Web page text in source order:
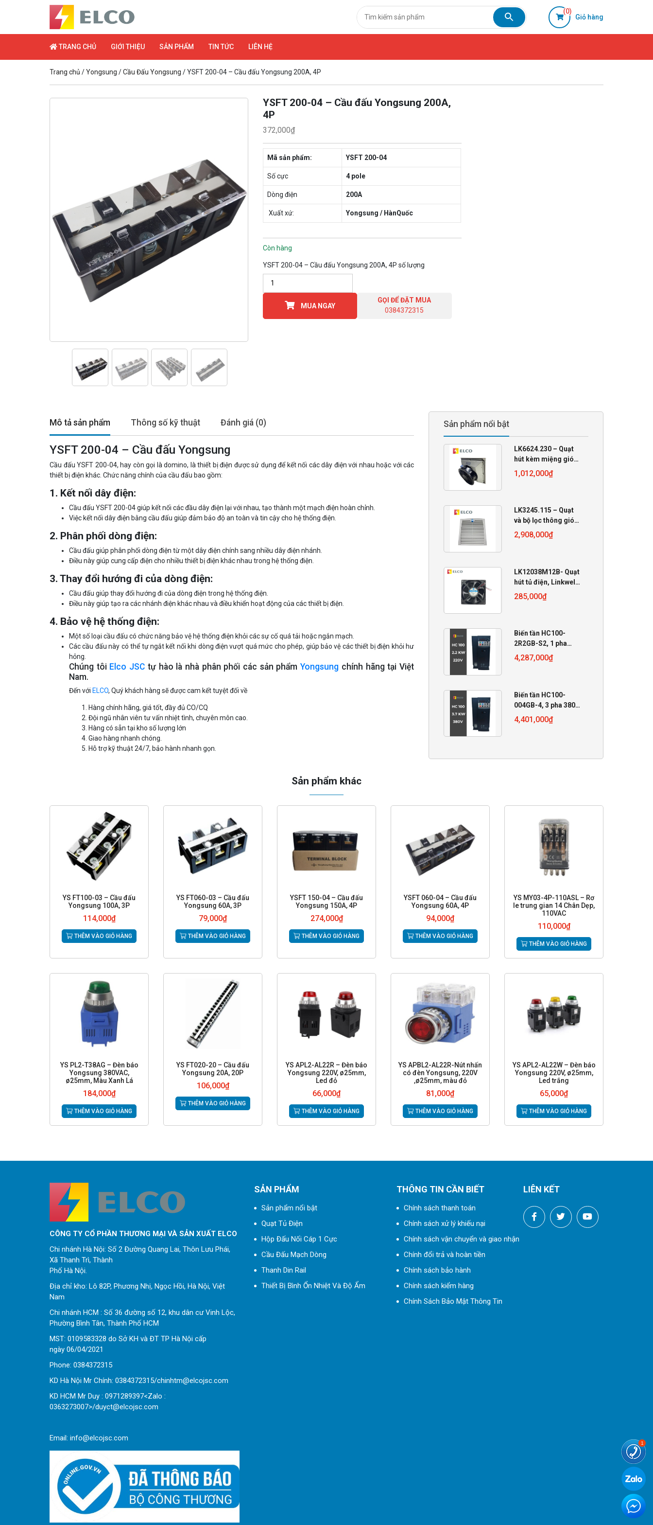
Giỏ hàng
(0)
TRANG CHỦ GIỚI THIỆU SẢN PHẨM TIN TỨC LIÊN HỆ
Trang chủ /Yongsung /Cầu Đấu Yongsung / YSFT 200-04 – Cầu đấu Yongsung 200A, 4P
YSFT 200-04 – Cầu đấu Yongsung 200A,
4P
372,000₫
Mã sản phẩm: YSFT 200-04
Số cực 4 pole
Dòng điện 200A
Xuất xứ: Yongsung / HànQuốc
Còn hàng
YSFT 200-04 – Cầu đấu Yongsung 200A, 4P số lượng
MUA NGAY
GỌI ĐỂ ĐẶT MUA
0384372315
Mô tả sản phẩm Thông số kỹ thuật Đánh giá (0)
YSFT 200-04 – Cầu đấu Yongsung
Cầu đấu YSFT 200-04, hay còn gọi là domino, là thiết bị điện được sử dụng để kết nối các dây điện với nhau hoặc với các
thiết bị điện khác. Chức năng chính của cầu đấu bao gồm:
1. Kết nối dây điện:
Cầu đấu YSFT 200-04 giúp kết nối các đầu dây điện lại với nhau, tạo thành một mạch điện hoàn chỉnh.
Việc kết nối dây điện bằng cầu đấu giúp đảm bảo độ an toàn và tin cậy cho hệ thống điện.
2. Phân phối dòng điện:
Cầu đấu giúp phân phối dòng điện từ một dây điện chính sang nhiều dây điện nhánh.
Điều này giúp cung cấp điện cho nhiều thiết bị điện khác nhau trong hệ thống điện.
3. Thay đổi hướng đi của dòng điện:
Cầu đấu giúp thay đổi hướng đi của dòng điện trong hệ thống điện.
Điều này giúp tạo ra các nhánh điện khác nhau và điều khiển hoạt động của các thiết bị điện.
4. Bảo vệ hệ thống điện:
Một số loại cầu đấu có chức năng bảo vệ hệ thống điện khỏi các sự cố quá tải hoặc ngắn mạch.
Các cầu đấu này có thể tự ngắt kết nối khi dòng điện vượt quá mức cho phép, giúp bảo vệ các thiết bị điện khỏi hư
hỏng.
Chúng tôi Elco JSC tự hào là nhà phân phối các sản phẩmYongsung chính hãng tại Việt
Nam.
Đến với ELCO, Quý khách hàng sẽ được cam kết tuyệt đối về
Hàng chính hãng, giá tốt, đầy đủ CO/CQ
Đội ngũ nhân viên tư vấn nhiệt tình, chuyên môn cao.
Hàng có sẵn tại kho số lượng lớn
Giao hàng nhanh chóng.
Hỗ trợ kỹ thuật 24/7, bảo hành nhanh gọn.
Sản phẩm nổi bật
LK6624.230 – Quạt
hút kèm miệng gió
230VAC
255x255x105
1,012,000₫
LK3245.115 – Quạt
và bộ lọc thông gió
Linkwell 115VAC
2,908,000₫
LK12038M12B- Quạt
hút tủ điện, Linkwell
12V, 120x120x38mm
285,000₫
Biến tần HC100-
2R2GB-S2, 1 pha
220V, 2.2 KW
4,287,000₫
Biến tần HC100-
004GB-4, 3 pha 380V,
4 KW
4,401,000₫
Sản phẩm khác
YS FT100-03 – Cầu đấu
Yongsung 100A, 3P
114,000₫
THÊM VÀO GIỎ HÀNG
YS FT060-03 – Cầu đấu
Yongsung 60A, 3P
79,000₫
THÊM VÀO GIỎ HÀNG
YSFT 150-04 – Cầu đấu
Yongsung 150A, 4P
274,000₫
THÊM VÀO GIỎ HÀNG
YSFT 060-04 – Cầu đấu
Yongsung 60A, 4P
94,000₫
THÊM VÀO GIỎ HÀNG
YS MY03-4P-110ASL – Rơ
le trung gian 14 Chân Dẹp,
110VAC
110,000₫
THÊM VÀO GIỎ HÀNG
YS PL2-T38AG – Đèn báo
Yongsung 380VAC,
ø25mm, Màu Xanh Lá
184,000₫
THÊM VÀO GIỎ HÀNG
YS FT020-20 – Cầu đấu
Yongsung 20A, 20P
106,000₫
THÊM VÀO GIỎ HÀNG
YS APL2-AL22R – Đèn báo
Yongsung 220V, ø25mm,
Led đỏ
66,000₫
THÊM VÀO GIỎ HÀNG
YS APBL2-AL22R-Nút nhấn
có đèn Yongsung, 220V
,ø25mm, màu đỏ
81,000₫
THÊM VÀO GIỎ HÀNG
YS APL2-AL22W – Đèn báo
Yongsung 220V, ø25mm,
Led trắng
65,000₫
THÊM VÀO GIỎ HÀNG
CÔNG TY CỔ PHẦN THƯƠNG MẠI VÀ SẢN XUẤT ELCO
Chi nhánh Hà Nội: Số 2 Đường Quang Lai, Thôn Lưu Phái,
Xã Thanh Trì, Thành
Phố Hà Nội.
Địa chỉ kho: Lô 82P, Phương Nhị, Ngọc Hồi, Hà Nội, Việt
Nam
Chi nhánh HCM : Số 36 đường số 12, khu dân cư Vinh Lộc,
Phường Bình Tân, Thành Phố HCM
MST: 0109583328 do Sở KH và ĐT TP Hà Nội cấp
ngày 06/04/2021
Phone: 0384372315
KD Hà Nội Mr Chính: 0384372315/chinhtm@elcojsc.com
KD HCM Mr Duy : 0971289397<Zalo :
0363273007>/duyct@elcojsc.com
Email: info@elcojsc.com
SẢN PHẨM
Sản phẩm nổi bật
Quạt Tủ Điện
Hộp Đấu Nối Cáp 1 Cực
Cầu Đấu Mạch Dòng
Thanh Din Rail
Thiết Bị Bình Ổn Nhiệt Và Độ Ẩm
THÔNG TIN CẦN BIẾT
Chính sách thanh toán
Chính sách xử lý khiếu nại
Chính sách vận chuyển và giao nhận
Chính đổi trả và hoàn tiền
Chính sách bảo hành
Chính sách kiểm hàng
Chính Sách Bảo Mật Thông Tin
LIÊN KẾT